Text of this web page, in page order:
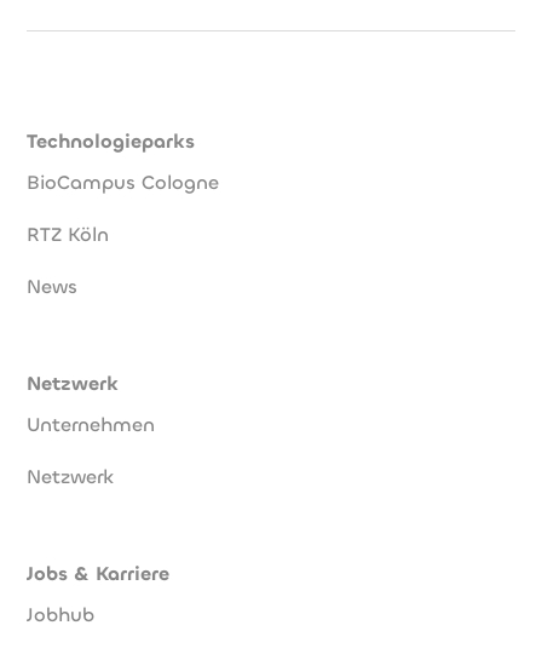
Technologieparks
BioCampus Cologne
RTZ Köln
News
Netzwerk
Unternehmen
Netzwerk
Jobs & Karriere
Jobhub